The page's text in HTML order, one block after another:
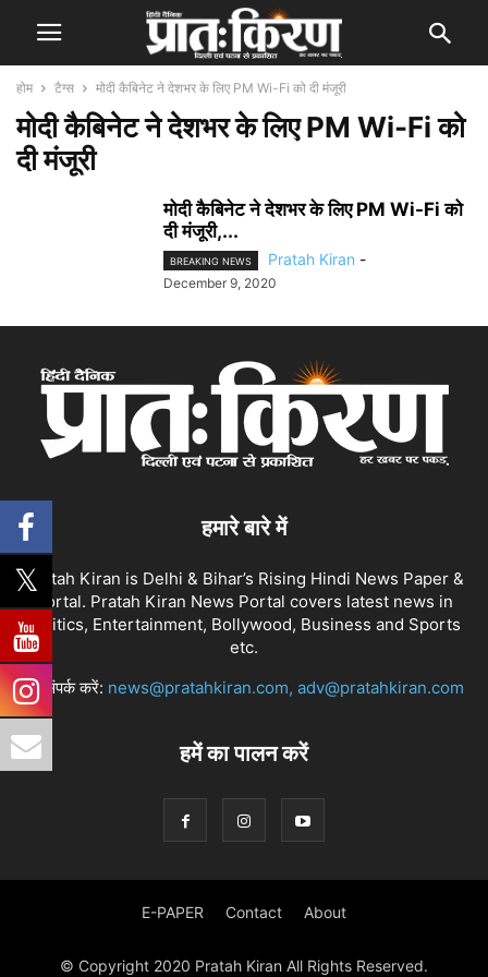
होम टैग्स मोदी कैबिनेट ने देशभर के लिए PM Wi-Fi को दी मंजूरी
मोदी कैबिनेट ने देशभर के लिए PM Wi-Fi को
दी मंजूरी
मोदी कैबिनेट ने देशभर के लिए PM Wi-Fi को
दी मंजूरी,...
BREAKING NEWS Pratah Kiran -
December 9, 2020
हमारे बारे में
Pratah Kiran is Delhi & Bihar’s Rising Hindi News Paper &
Portal. Pratah Kiran News Portal covers latest news in
Politics, Entertainment, Bollywood, Business and Sports
etc.
हमें संपर्क करें: news@pratahkiran.com, adv@pratahkiran.com
हमें का पालन करें
E-PAPER Contact About
© Copyright 2020 Pratah Kiran All Rights Reserved.